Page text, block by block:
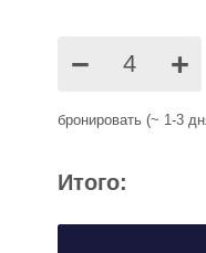
− +
бронировать (~ 1-3
Итого: